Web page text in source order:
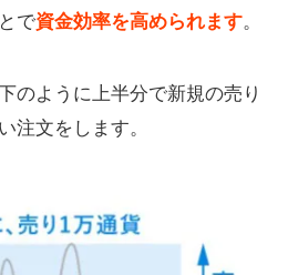
で資金効率を高められます。
のように上半分で新規の売り
注文をします。